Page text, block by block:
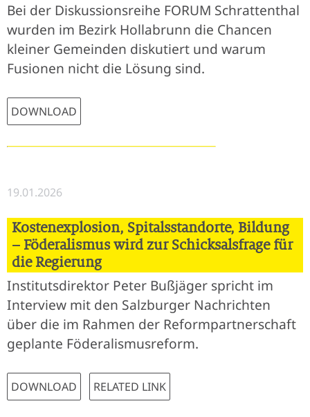
Bei der Diskussionsreihe FORUM Schrattenthal
wurden im Bezirk Hollabrunn die Chancen
kleiner Gemeinden diskutiert und warum
Fusionen nicht die Lösung sind.
DOWNLOAD
19.01.2026
Kostenexplosion, Spitalsstandorte, Bildung
– Föderalismus wird zur Schicksalsfrage für
die Regierung
Institutsdirektor Peter Bußjäger spricht im
Interview mit den Salzburger Nachrichten
über die im Rahmen der Reformpartnerschaft
geplante Föderalismusreform.
DOWNLOAD RELATED LINK